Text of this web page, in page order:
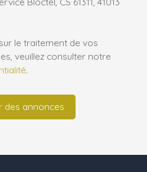
le traitement de vos
veuillez consulter notre
.
des annonces